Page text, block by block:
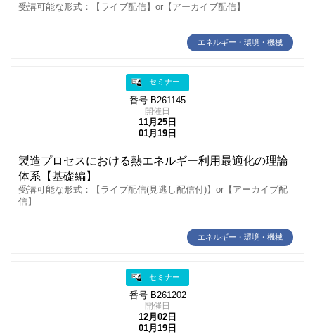
受講可能な形式：【ライブ配信】or【アーカイブ配信】
エネルギー・環境・機械
セミナー
番号 B261145
開催日
11月25日
01月19日
製造プロセスにおける熱エネルギー利用最適化の理論
体系【基礎編】
受講可能な形式：【ライブ配信(見逃し配信付)】or【アーカイブ配
信】
エネルギー・環境・機械
セミナー
番号 B261202
開催日
12月02日
01月19日